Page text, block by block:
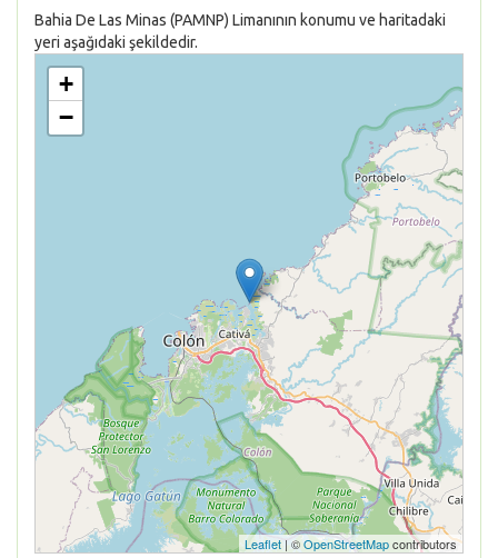
Bahia De Las Minas (PAMNP) Limanının konumu ve haritadaki
yeri aşağıdaki şekildedir.
+
−
Leaflet | ©OpenStreetMapcontributors